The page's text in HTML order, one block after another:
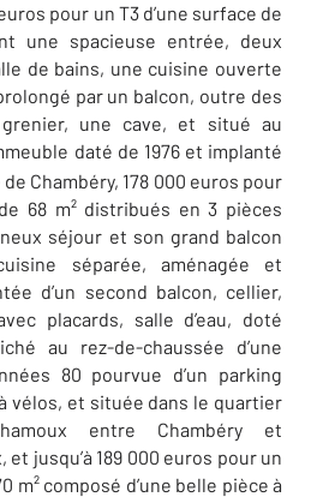
pour un T3 d’une surface de
une spacieuse entrée, deux
de bains, une cuisine ouverte
par un balcon, outre des
une cave, et situé au
daté de 1976 et implanté
Chambéry, 178 000 euros pour
68 m² distribués en 3 pièces
séjour et son grand balcon
séparée, aménagée et
d’un second balcon, cellier,
placards, salle d’eau, doté
au rez-de-chaussée d’une
80 pourvue d’un parking
vélos, et située dans le quartier
entre Chambéry et
et jusqu’à 189 000 euros pour un
m² composé d’une belle pièce à